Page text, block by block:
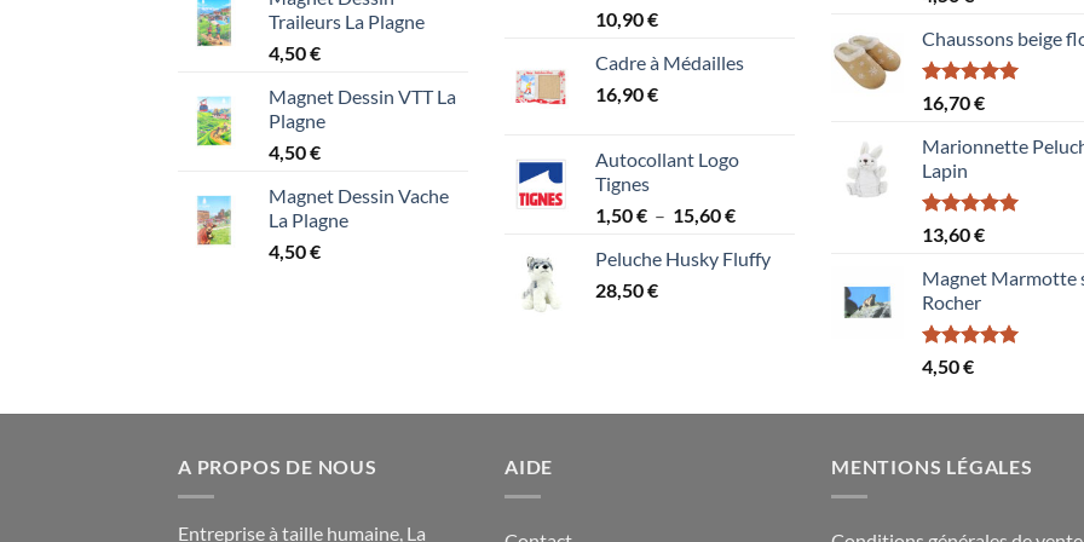
Traileurs La Plagne
4,50€
Magnet Dessin VTT La
Plagne
4,50€
Magnet Dessin Vache
La Plagne
4,50€
Note5.00
sur 5
10,90€
Cadre à Médailles
16,90€
Autocollant Logo
Tignes
1,50€ – 15,60€Plage
prix :
Peluche Husky Fluffy
28,50€
sur 5
Chaussons beige
Note5.00
sur 5
16,70€
Marionnette
Lapin
Note5.00
sur 5
13,60€
Magnet Marmotte
Rocher
Note5.00
sur 5
4,50€
A PROPOS DE NOUS
Entreprise à taille humaine, La
AIDE MENTIONS LÉGALES